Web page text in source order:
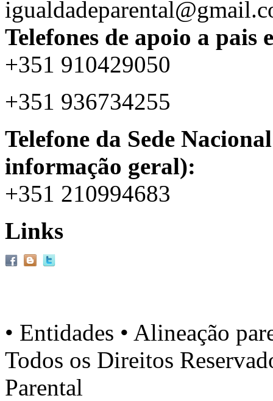
Telefones de apoio a pais
+351 910429050
+351 936734255
Telefone da Sede
informação geral):
+351 210994683
Links
• Entidades • Alineação
Todos os Direitos
Parental